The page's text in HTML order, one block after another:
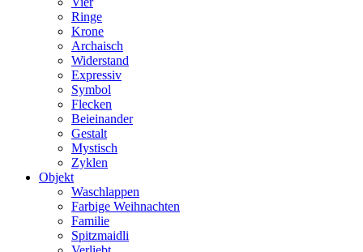
Ringe
Krone
Archaisch
Widerstand
Expressiv
Symbol
Flecken
Beieinander
Gestalt
Mystisch
Zyklen
Objekt
Waschlappen
Farbige Weihnachten
Familie
Spitzmaidli